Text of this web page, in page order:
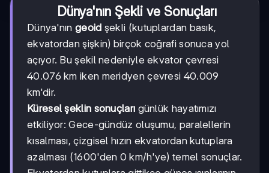
Dünya'nın Şekli ve Sonuçları
Dünya'nın geoid şekli (kutuplardan basık,
ekvatordan şişkin) birçok coğrafi sonuca yol
açıyor. Bu şekil nedeniyle ekvator çevresi
40.076 km iken meridyen çevresi 40.009
km'dir.
Küresel şeklin sonuçları günlük hayatımızı
etkiliyor: Gece-gündüz oluşumu, paralellerin
kısalması, çizgisel hızın ekvatordan kutuplara
azalması (1600'den 0 km/h'ye) temel sonuçlar.